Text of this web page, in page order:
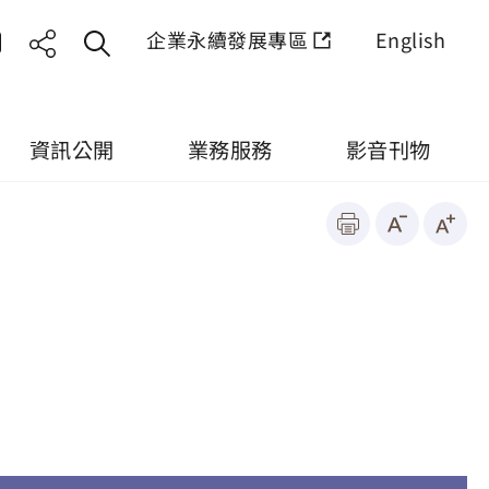
企業永續發展專區 English
資訊公開 業務服務 影音刊物